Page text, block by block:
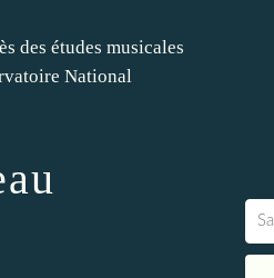
des études musicales
National